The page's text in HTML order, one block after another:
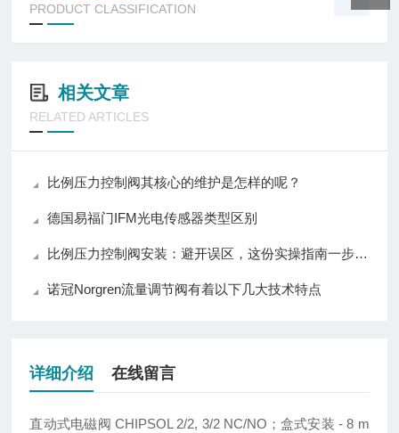
PRODUCT CLASSIFICATION
相关文章
RELATED ARTICLES
比例压力控制阀其核心的维护是怎样的呢？
德国易福门IFM光电传感器类型区别
比例压力控制阀安装：避开误区，这份实操指南一步到位！
诺冠Norgren流量调节阀有着以下几大技术特点
详细介绍 在线留言
直动式电磁阀CHIPSOL 2/2, 3/2 NC/NO ；盒式安装 - 8 m